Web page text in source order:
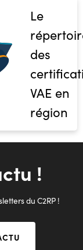
Le
des
VAE en
région
!
du C2RP !